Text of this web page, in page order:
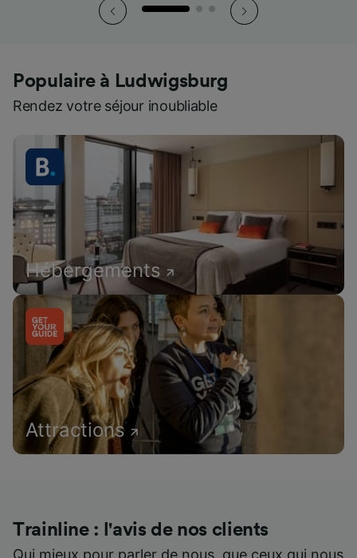
Populaire à Ludwigsburg
Rendez votre séjour inoubliable
Hébergements
Attractions
Trainline : l'avis de nos clients
Qui mieux pour parler de nous, que ceux qui nous